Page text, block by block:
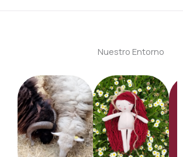
Nuestro Entorno